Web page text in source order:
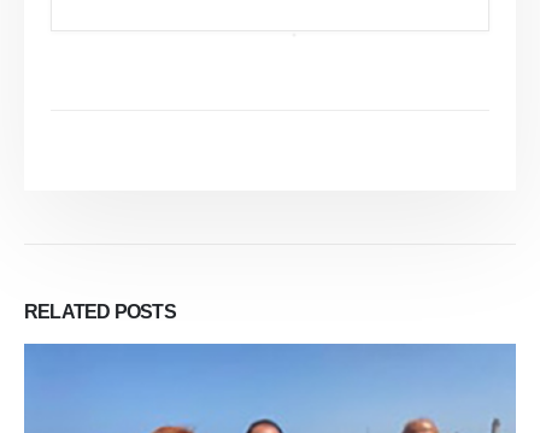
RELATED POSTS